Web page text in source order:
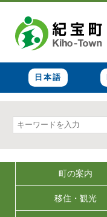
日本語
町の案内
移住・観光